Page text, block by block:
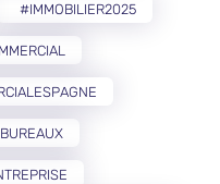
#IMMOBILIER2025